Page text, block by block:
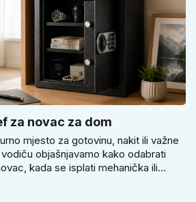
za novac za dom
mjesto za gotovinu, nakit ili važne
objašnjavamo kako odabrati
kada se isplati mehanička ili
ćete praktične savjete za odabir